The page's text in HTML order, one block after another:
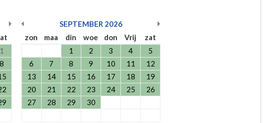
1
8
SEPTEMBER 2026
zon
maa din woe don Vrij
zat
1
2 3 4
5
6
7 8 9 10 11
12
13
14 15 16 17 18
19
20
21 22 23 24 25
26
27
28 29 30